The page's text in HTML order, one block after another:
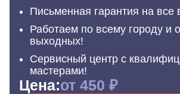
Письменная гарантия на все
Работаем по всему городу и
выходных!
Сервисный центр с
мастерами!
Цена:от 450 ₽